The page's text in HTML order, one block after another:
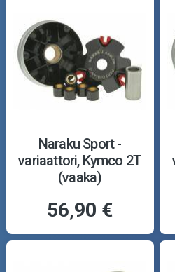
Naraku Sport -
variaattori, Kymco 2T
(vaaka)
56,90 €